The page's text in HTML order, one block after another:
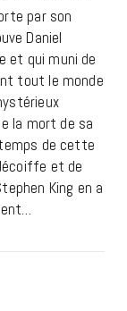
par son
Daniel
et qui muni de
tout le monde
la mort de sa
temps de cette
et de
King en a